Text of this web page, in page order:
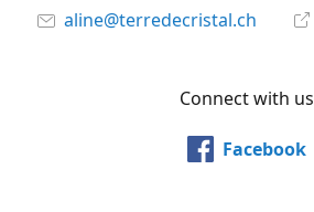
aline@terredecristal.ch
Connect with us
Facebook